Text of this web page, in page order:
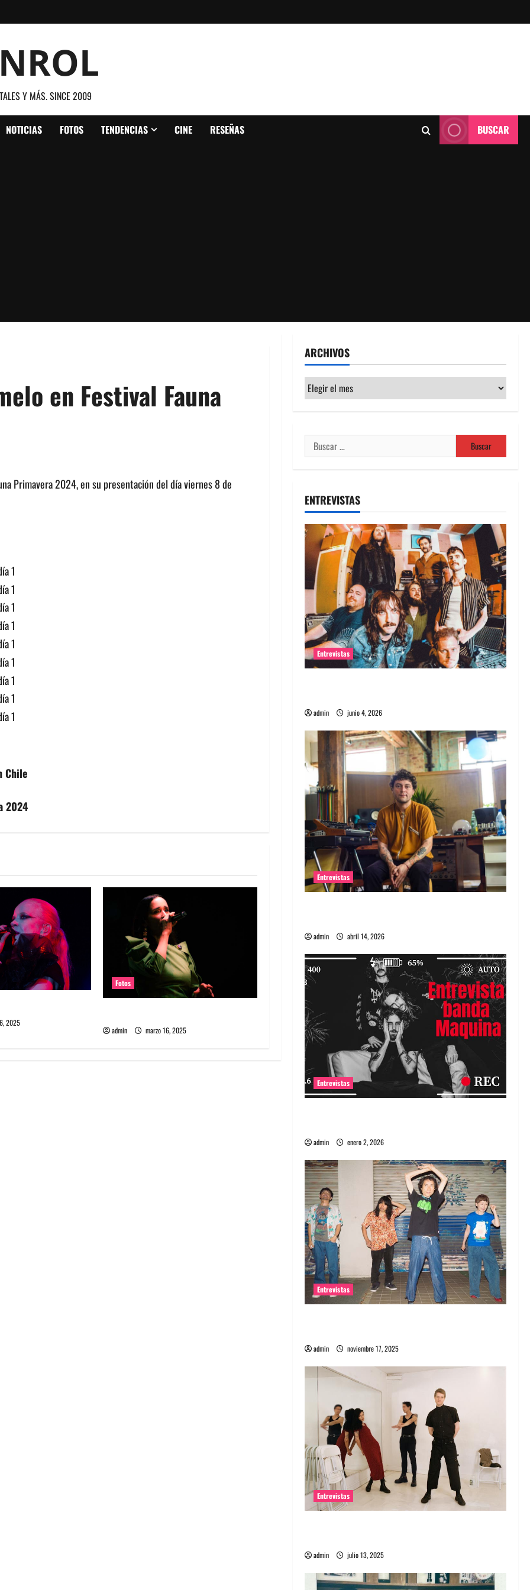
Y MÁS. SINCE 2009
NOTICIAS FOTOS TENDENCIAS CINE RESEÑAS BUSCAR
en Festival Fauna
Primavera 2024, en su presentación del día viernes 8 de
Chile
2024
2025
Fotos
admin marzo 16, 2025
ARCHIVOS
Archivos
Buscar:
ENTREVISTAS
Entrevistas
admin junio 4, 2026
Entrevistas
admin abril 14, 2026
Entrevistas
admin enero 2, 2026
Entrevistas
admin noviembre 17, 2025
Entrevistas
admin julio 13, 2025